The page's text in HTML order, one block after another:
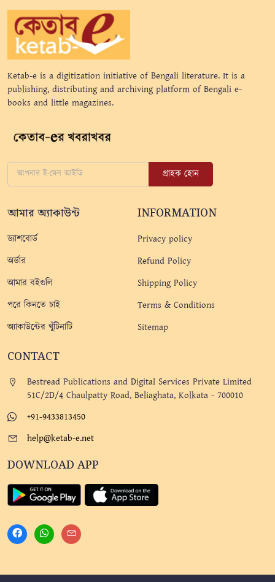
Ketab-e is a digitization initiative of Bengali literature. It is a
publishing, distributing and archiving platform of Bengali e-
books and little magazines.
গ্রাহক হোন
আমার অ্যাকাউন্ট
ড্যাশবোর্ড
অর্ডার
আমার বইগুলি
পরে কিনতে চাই
অ্যাকাউন্টের খুঁটিনাটি
INFORMATION
Privacy policy
Refund Policy
Shipping Policy
Terms & Conditions
Sitemap
CONTACT
Bestread Publications and Digital Services Private Limited
51C/2D/4 Chaulpatty Road, Beliaghata, Kolkata - 700010
+91-9433813450
help@ketab-e.net
DOWNLOAD APP